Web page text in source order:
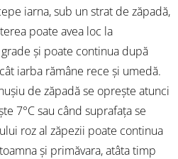
iarna, sub un strat de zăpadă,
poate avea loc la
și poate continua după
iarba rămâne rece și umedă.
de zăpadă se oprește atunci
7°C sau când suprafața se
roz al zăpezii poate continua
și primăvara, atâta timp